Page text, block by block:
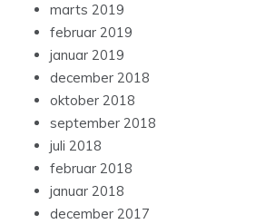
marts 2019
februar 2019
januar 2019
december 2018
oktober 2018
september 2018
juli 2018
februar 2018
januar 2018
december 2017